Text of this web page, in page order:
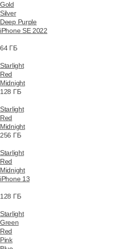
Gold
Silver
Deep Purple
iPhone SE 2022
64 ГБ
Starlight
Red
Midnight
128 ГБ
Starlight
Red
Midnight
256 ГБ
Starlight
Red
Midnight
iPhone 13
128 ГБ
Starlight
Green
Red
Pink